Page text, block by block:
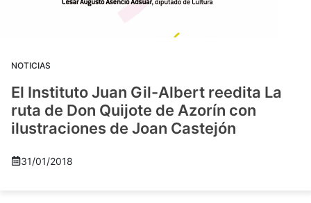
NOTICIAS
El Instituto Juan Gil-Albert reedita La
ruta de Don Quijote de Azorín con
ilustraciones de Joan Castejón
31/01/2018